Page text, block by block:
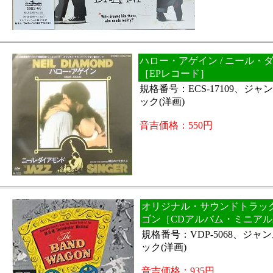
ハロー・アゲイン / ニール・
［EPレコード］
規格番号：ECS-17109、ジャ
ック(洋画)
音吉価格：550円
オリジナル・サウンドトラッ
ゴン［CDアルバム・ミニア
規格番号：VDP-5068、ジャ
ック(洋画)
音吉価格：935円